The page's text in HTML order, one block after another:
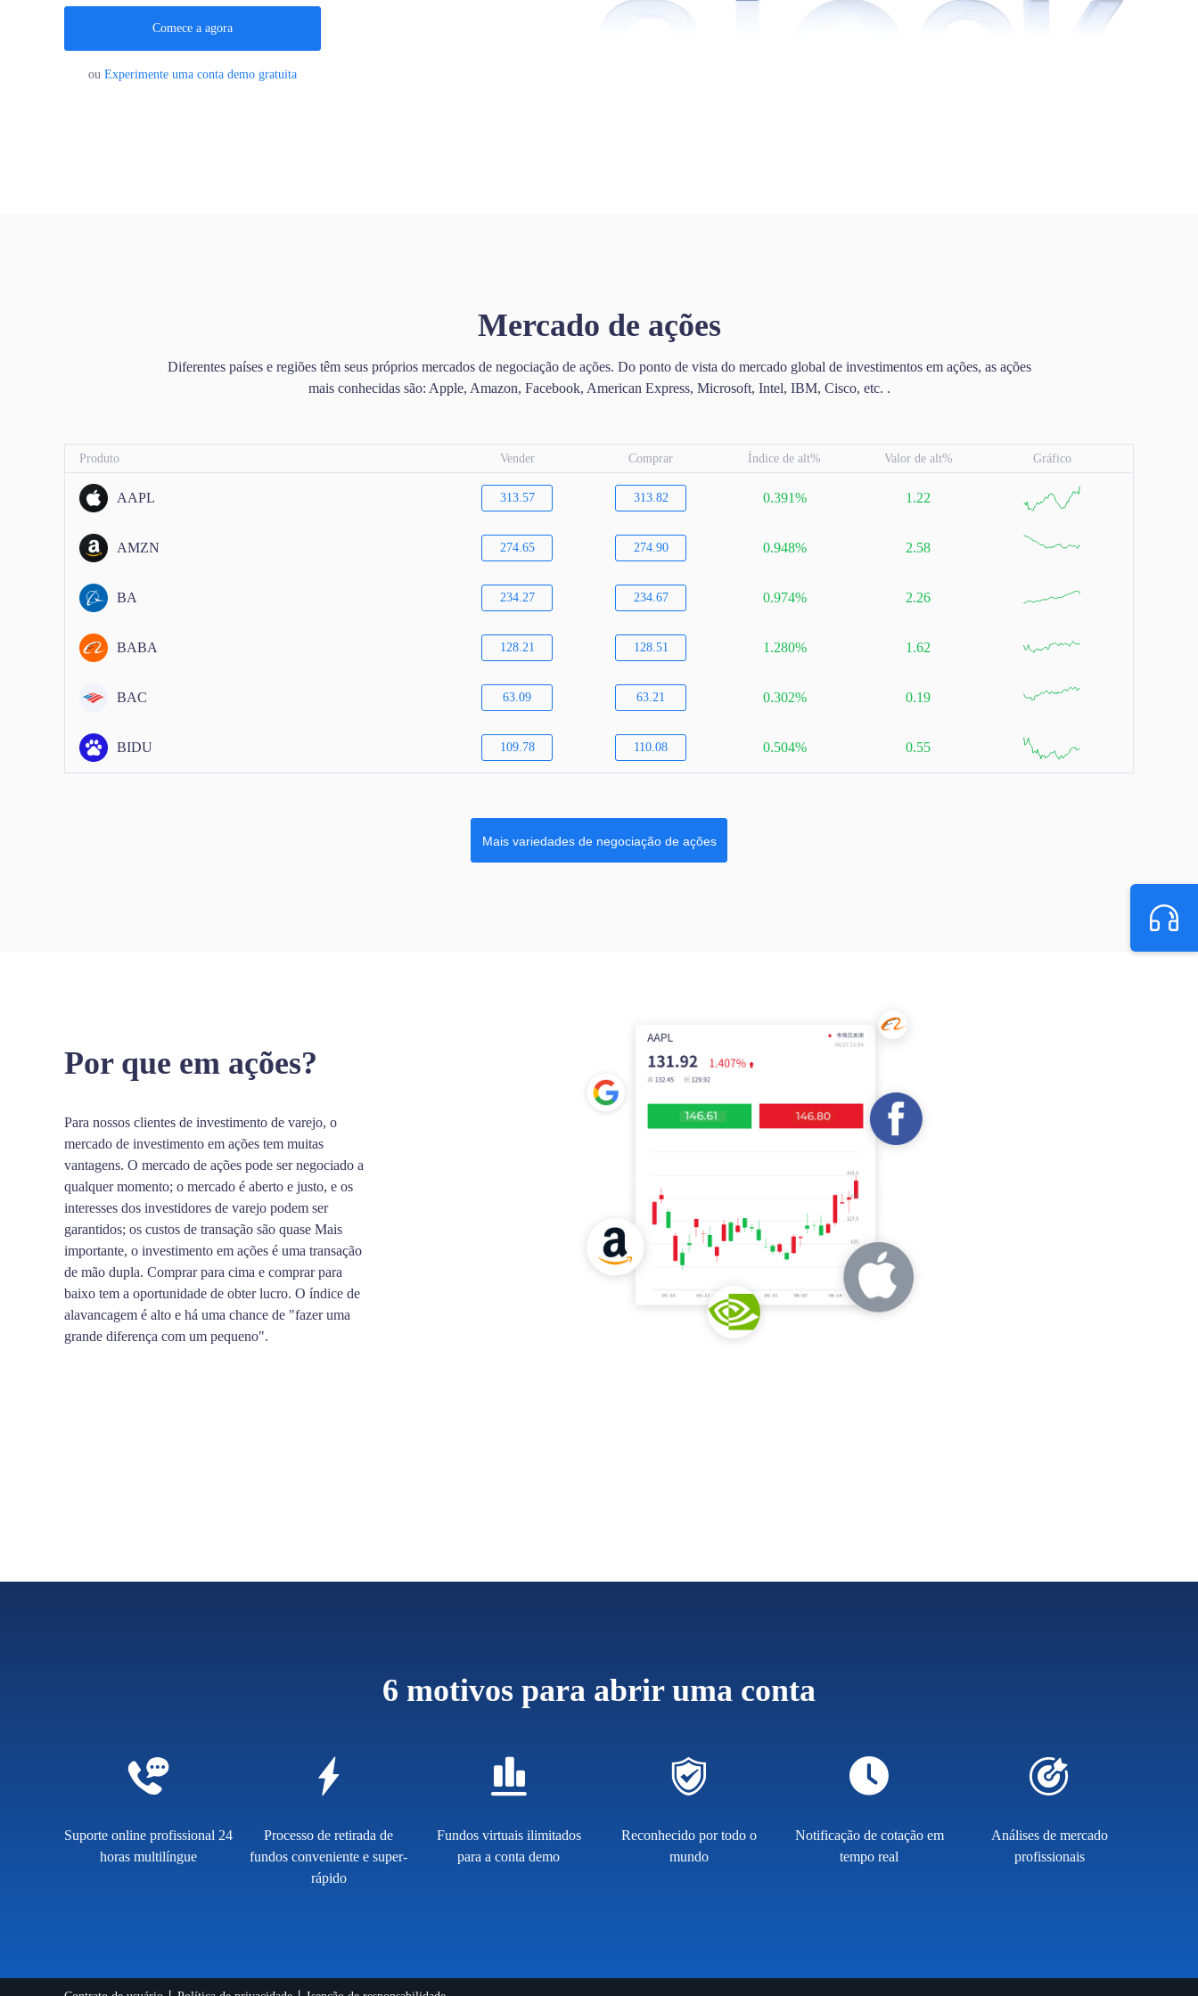
Comece a agora
ou Experimente uma conta demo gratuita
Mercado de ações
Diferentes países e regiões têm seus próprios mercados de negociação de ações. Do ponto de vista do mercado global de investimentos em ações, as ações
mais conhecidas são: Apple, Amazon, Facebook, American Express, Microsoft, Intel, IBM, Cisco, etc. .
Produto Vender Comprar Índice de alt% Valor de alt% Gráfico
AAPL 313.57 313.82 0.391% 1.22
AMZN 274.65 274.90 0.948% 2.58
BA 234.27 234.67 0.974% 2.26
BABA 128.21 128.51 1.280% 1.62
BAC 63.09 63.21 0.302% 0.19
BIDU 109.78 110.08 0.504% 0.55
Mais variedades de negociação de ações
Por que em ações?
Para nossos clientes de investimento de varejo, o
mercado de investimento em ações tem muitas
vantagens. O mercado de ações pode ser negociado a
qualquer momento; o mercado é aberto e justo, e os
interesses dos investidores de varejo podem ser
garantidos; os custos de transação são quase Mais
importante, o investimento em ações é uma transação
de mão dupla. Comprar para cima e comprar para
baixo tem a oportunidade de obter lucro. O índice de
alavancagem é alto e há uma chance de "fazer uma
grande diferença com um pequeno".
6 motivos para abrir uma conta
Suporte online profissional 24
horas multilíngue
Processo de retirada de
fundos conveniente e super-
rápido
Fundos virtuais ilimitados
para a conta demo
Reconhecido por todo o
mundo
Notificação de cotação em
tempo real
Análises de mercado
profissionais